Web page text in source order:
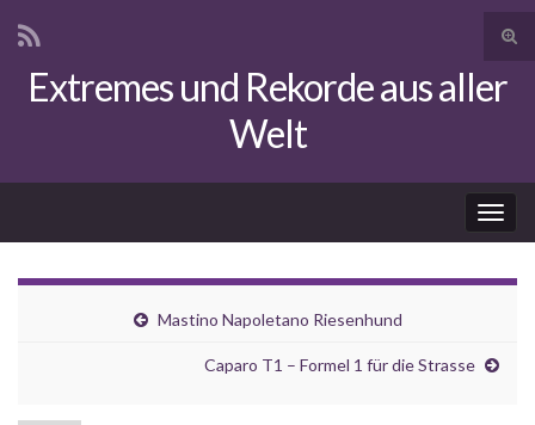
Search for:
Extremes und Rekorde aus aller
Welt
Mastino Napoletano Riesenhund
Caparo T1 – Formel 1 für die Strasse